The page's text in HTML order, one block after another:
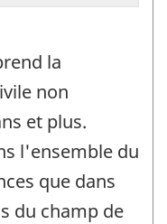
la
non
et plus.
l'ensemble du
que dans
du champ de